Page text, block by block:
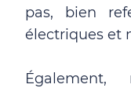
pas, bien
électriques et